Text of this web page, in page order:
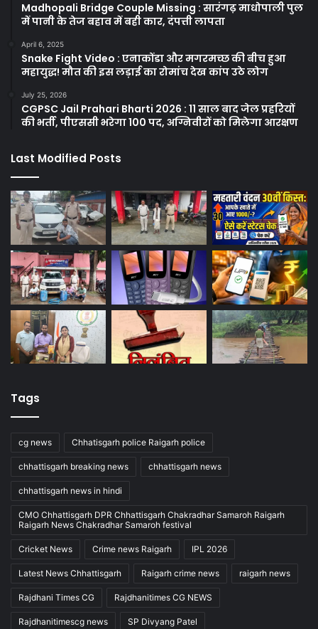
Madhopali Bridge Couple Missing : सारंगढ़ माधोपाली पुल
में पानी के तेज बहाव में बही कार, दंपत्ती लापता
April 6, 2025
Snake Fight Video : एनाकोंडा और मगरमच्छ की बीच हुआ
महायुद्ध! मौत की इस लड़ाई का रोमांच देख कांप उठे लोग
July 25, 2026
CGPSC Jail Prahari Bharti 2026 : 11 साल बाद जेल प्रहरियों
की भर्ती, पीएससी भरेगा 100 पद, अग्निवीरों को मिलेगा आरक्षण
Last Modified Posts
Tags
cg news Chhatisgarh police Raigarh police
chhattisgarh breaking news chhattisgarh news
chhattisgarh news in hindi
CMO Chhattisgarh DPR Chhattisgarh Chakradhar Samaroh Raigarh
Raigarh News Chakradhar Samaroh festival
Cricket News Crime news Raigarh IPL 2026
Latest News Chhattisgarh Raigarh crime news raigarh news
Rajdhani Times CG Rajdhanitimes CG NEWS
Rajdhanitimescg news SP Divyang Patel